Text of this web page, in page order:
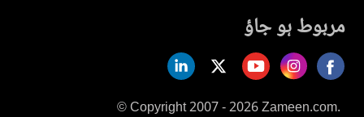
مربوط ہو جاؤ
© Copyright 2007 - 2026 Zameen.com.